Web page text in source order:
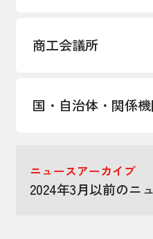
商工会議所
国・自治体・関係
ニュースアーカイブ
2024年3月以前のニ